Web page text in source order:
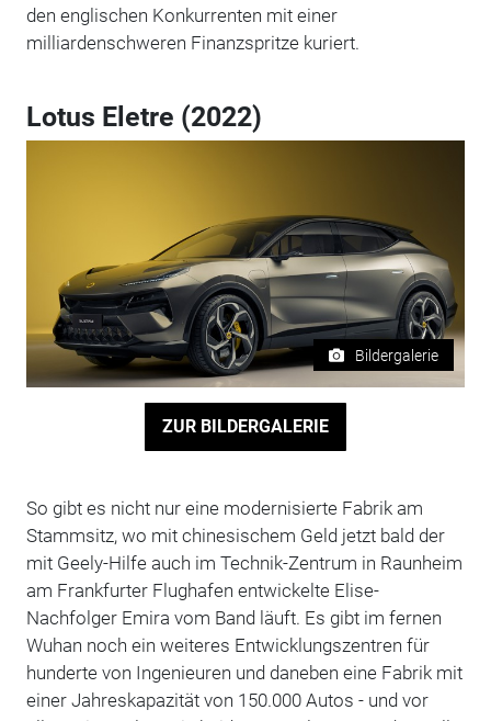
den englischen Konkurrenten mit einer
milliardenschweren Finanzspritze kuriert.
Lotus Eletre (2022)
Bildergalerie
ZUR BILDERGALERIE
So gibt es nicht nur eine modernisierte Fabrik am
Stammsitz, wo mit chinesischem Geld jetzt bald der
mit Geely-Hilfe auch im Technik-Zentrum in Raunheim
am Frankfurter Flughafen entwickelte Elise-
Nachfolger Emira vom Band läuft. Es gibt im fernen
Wuhan noch ein weiteres Entwicklungszentren für
hunderte von Ingenieuren und daneben eine Fabrik mit
einer Jahreskapazität von 150.000 Autos - und vor